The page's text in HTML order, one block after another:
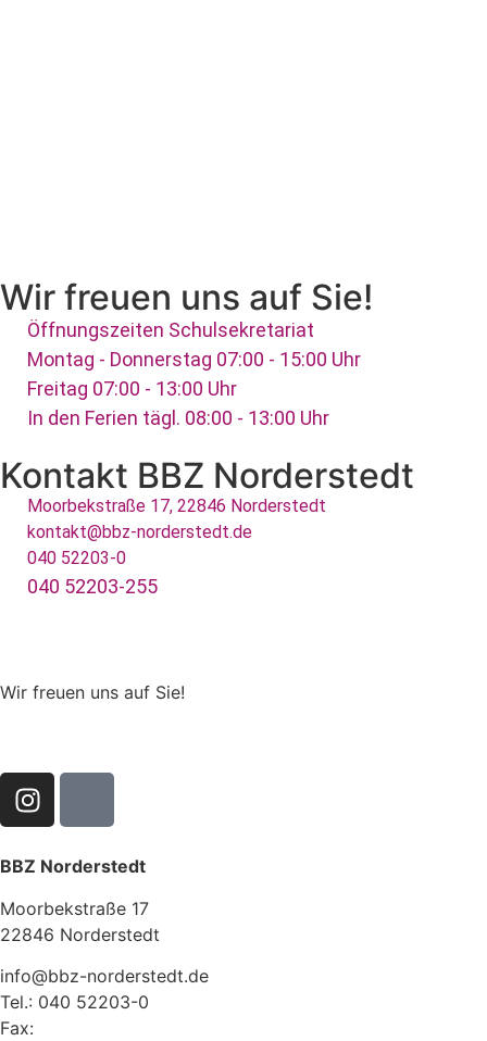
Wir freuen uns auf Sie!
Öffnungszeiten Schulsekretariat
Montag - Donnerstag 07:00 - 15:00 Uhr
Freitag 07:00 - 13:00 Uhr
In den Ferien tägl. 08:00 - 13:00 Uhr
Kontakt BBZ Norderstedt
Moorbekstraße 17, 22846 Norderstedt
kontakt@bbz-norderstedt.de
040 52203-0
040 52203-255
Wir freuen uns auf Sie!
BBZ Norderstedt
Moorbekstraße 17
22846 Norderstedt
info@bbz-norderstedt.de
Tel.: 040 52203-0
Fax: